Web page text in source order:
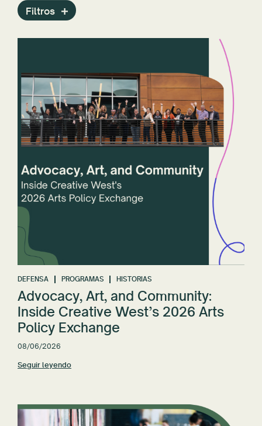
Filtros
Archivo de arte público
Informes
Personal
Historias
Tecnología
ZAPP
Año
Estados y jurisdicciones
Restablecer todo
DEFENSA PROGRAMAS HISTORIAS
Advocacy, Art, and Community:
Inside Creative West’s 2026 Arts
Policy Exchange
08/06/2026
Seguir leyendo